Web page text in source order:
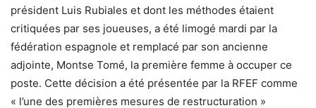
président Luis Rubiales et dont les méthodes étaient
critiquées par ses joueuses, a été limogé mardi par la
fédération espagnole et remplacé par son ancienne
adjointe, Montse Tomé, la première femme à occuper ce
poste. Cette décision a été présentée par la RFEF comme
« l’une des premières mesures de restructuration »